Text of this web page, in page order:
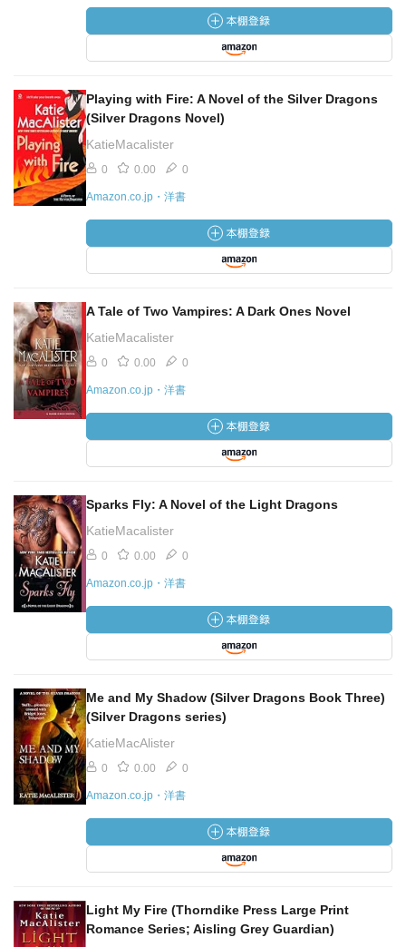
Playing with Fire: A Novel of the Silver Dragons
(Silver Dragons Novel)
KatieMacalister
0 0.00 0
Amazon.co.jp・洋書
A Tale of Two Vampires: A Dark Ones Novel
KatieMacalister
0 0.00 0
Amazon.co.jp・洋書
Sparks Fly: A Novel of the Light Dragons
KatieMacalister
0 0.00 0
Amazon.co.jp・洋書
Me and My Shadow (Silver Dragons Book Three)
(Silver Dragons series)
KatieMacAlister
0 0.00 0
Amazon.co.jp・洋書
Light My Fire (Thorndike Press Large Print
Romance Series; Aisling Grey Guardian)